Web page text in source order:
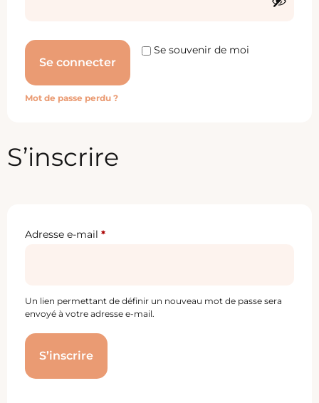
Se souvenir de moi
Se connecter
Mot de passe perdu ?
S’inscrire
Adresse e-mail *
Un lien permettant de définir un nouveau mot de passe sera
envoyé à votre adresse e-mail.
S’inscrire